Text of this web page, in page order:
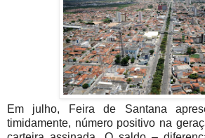
Em julho, Feira de Santana
timidamente, número positivo na